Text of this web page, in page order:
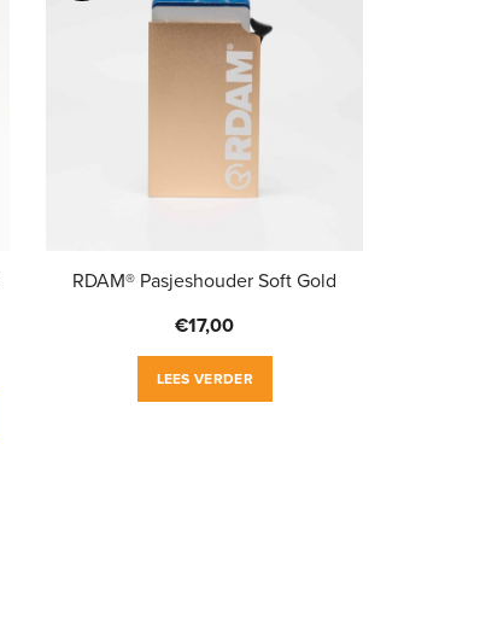
RDAM® Pasjeshouder Soft Gold
€17,00
LEES VERDER